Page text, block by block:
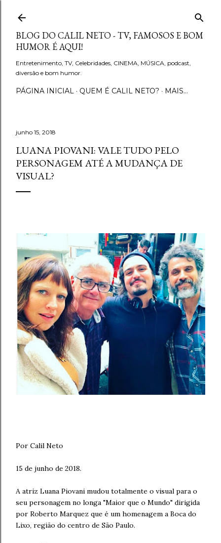
Pular para o conteúdo principal
BLOG DO CALIL NETO - TV, FAMOSOS E BOM
HUMOR É AQUI!
Entretenimento, TV, Celebridades, CINEMA, MÚSICA, podcast,
diversão e bom humor.
PÁGINA INICIAL QUEM É CALIL NETO? MAIS…
junho 15, 2018
LUANA PIOVANI: VALE TUDO PELO
PERSONAGEM ATÉ A MUDANÇA DE
VISUAL?
Por Calil Neto
15 de junho de 2018.
A atriz Luana Piovani mudou totalmente o visual para o
seu personagem no longa "Maior que o Mundo" dirigida
por Roberto Marquez que é um homenagem a Boca do
Lixo, região do centro de São Paulo.